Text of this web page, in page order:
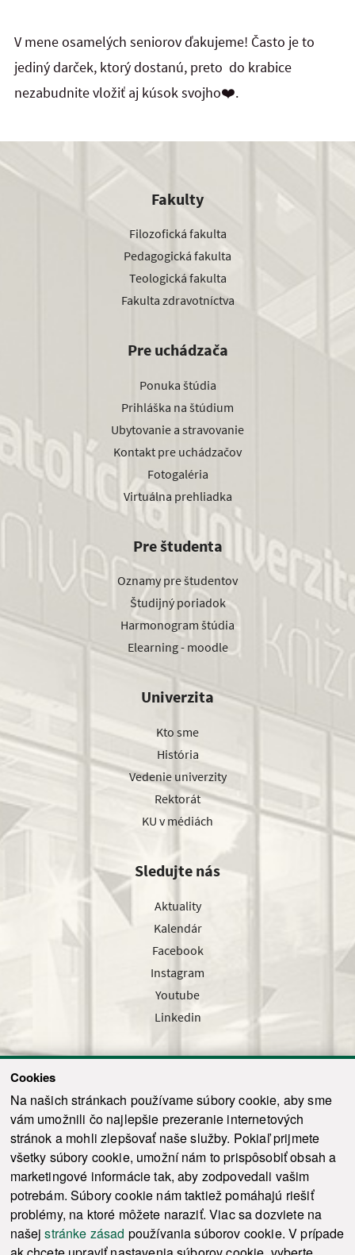
Cookies
Na našich stránkach používame súbory cookie, aby sme
vám umožnili čo najlepšie prezeranie internetových
stránok a mohli zlepšovať naše služby. Pokiaľ prijmete
všetky súbory cookie, umožní nám to prispôsobiť obsah a
marketingové informácie tak, aby zodpovedali vašim
potrebám. Súbory cookie nám taktiež pomáhajú riešiť
problémy, na ktoré môžete naraziť. Viac sa dozviete na
našejstránke zásad používania súborov cookie. V prípade
V mene osamelých seniorov ďakujeme! Často je to
jediný darček, ktorý dostanú, preto do krabice
nezabudnite vložiť aj kúsok svojho️❤️.
Fakulty
Filozofická fakulta
Pedagogická fakulta
Teologická fakulta
Fakulta zdravotníctva
Pre uchádzača
Ponuka štúdia
Prihláška na štúdium
Ubytovanie a stravovanie
Kontakt pre uchádzačov
Fotogaléria
Virtuálna prehliadka
Pre študenta
Oznamy pre študentov
Študijný poriadok
Harmonogram štúdia
Elearning - moodle
Univerzita
Kto sme
História
Vedenie univerzity
Rektorát
KU v médiách
Sledujte nás
Aktuality
Kalendár
Facebook
Instagram
Youtube
Linkedin
Odoslať
© 2021-2026 ku.sk. Všetky práva vyhradené. Ochrana osobných údajov